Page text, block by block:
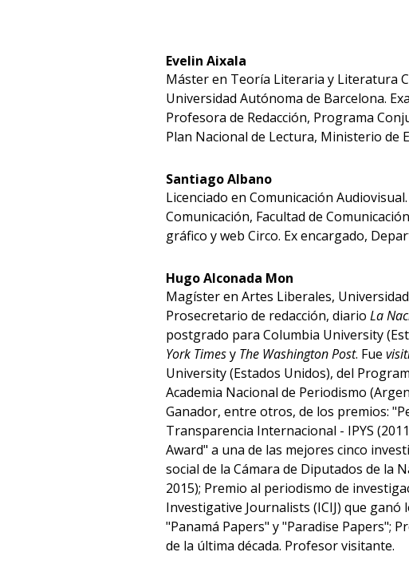
Evelin Aixala
Máster en Teoría Literaria y Literatura
Universidad Autónoma de Barcelona.
Profesora de Redacción, Programa
Plan Nacional de Lectura, Ministerio de
Santiago Albano
Licenciado en Comunicación
Comunicación, Facultad de
gráfico y web Circo. Ex encargado,
Hugo Alconada Mon
Magíster en Artes Liberales,
Prosecretario de redacción, diarioLa
postgrado para Columbia University
York Timesy The Washington Post. Fue
University (Estados Unidos), del
Academia Nacional de Periodismo
Ganador, entre otros, de los premios:
Transparencia Internacional - IPYS
Award" a una de las mejores cinco
social de la Cámara de Diputados de la
2015); Premio al periodismo de
Investigative Journalists (ICIJ) que ganó
"Panamá Papers" y "Paradise Papers";
de la última década. Profesor visitante.